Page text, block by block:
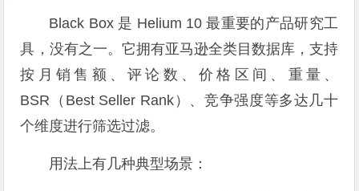
Black Box 是 Helium 10 最重要的产品研究工
具，没有之一。它拥有亚马逊全类目数据库，支持
按月销售额、评论数、价格区间、重量、
BSR（Best Seller Rank）、竞争强度等多达几十
个维度进行筛选过滤。
用法上有几种典型场景：